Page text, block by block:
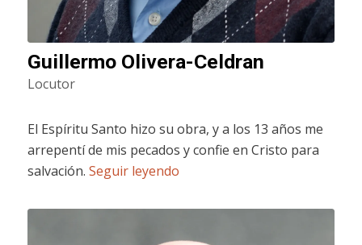
Guillermo Olivera-Celdran
Locutor
El Espíritu Santo hizo su obra, y a los 13 años me
arrepentí de mis pecados y confie en Cristo para
salvación. Seguir leyendo